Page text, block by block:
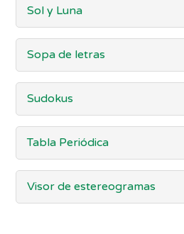
Sol y Luna
Sopa de letras
Sudokus
Tabla Periódica
Visor de estereogramas